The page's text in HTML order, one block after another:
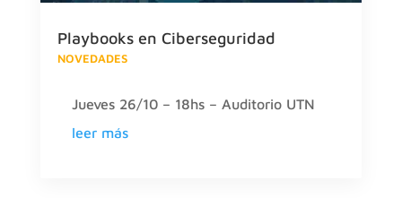
Playbooks en Ciberseguridad
NOVEDADES
Jueves 26/10 – 18hs – Auditorio UTN
leer más